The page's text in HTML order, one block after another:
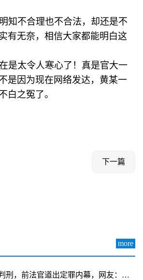
知不合理也不合法，却还是不
有无奈，相信大家都能明白这
是太令人寒心了！真是官大一
是因为现在网络发达，黄某一
白之冤了。
下一篇
more
法官道出定罪内幕，网友：太令人寒心了！